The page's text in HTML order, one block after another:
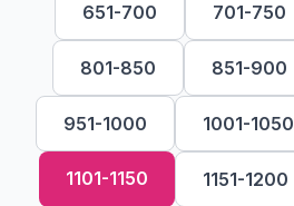
651-700 701-750
801-850 851-900
951-1000 1001-1050
1101-1150 1151-1200